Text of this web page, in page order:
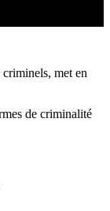
met en
de criminalité